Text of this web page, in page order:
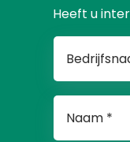
Heeft u